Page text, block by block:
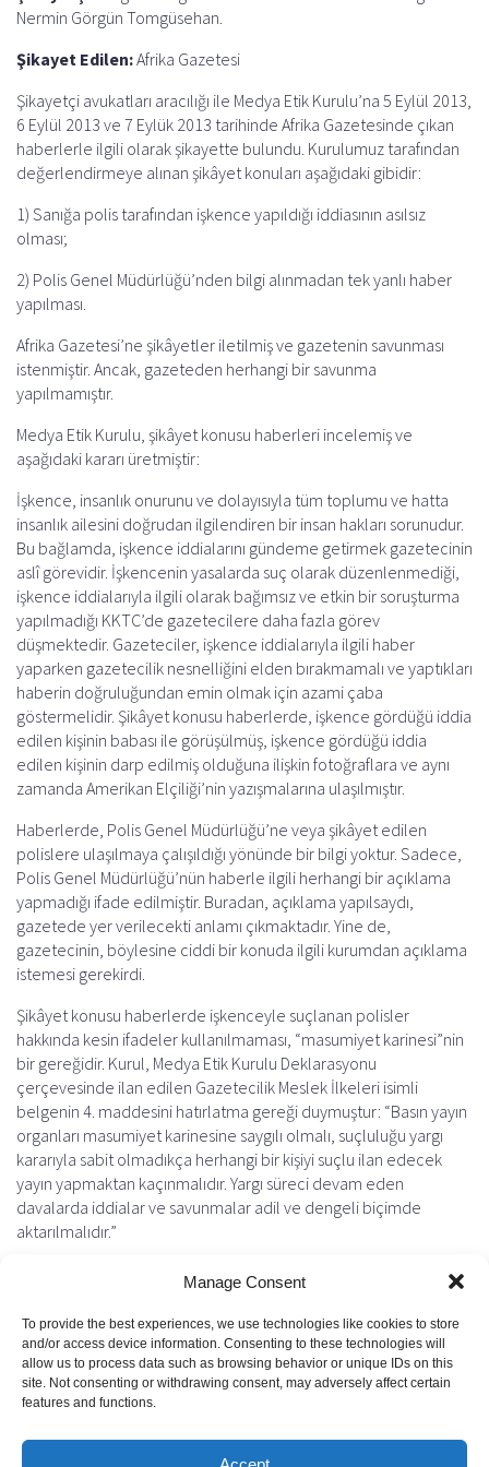
Manage Consent
To provide the best experiences, we use technologies like cookies to store
and/or access device information. Consenting to these technologies will
allow us to process data such as browsing behavior or unique IDs on this
site. Not consenting or withdrawing consent, may adversely affect certain
features and functions.
o
k
A
p
r
m
d
Nermin Görgün Tomgüsehan.
Şikayet Edilen:Afrika Gazetesi
Şikayetçi avukatları aracılığı ile Medya Etik Kurulu’na 5 Eylül 2013,
6 Eylül 2013 ve 7 Eylük 2013 tarihinde Afrika Gazetesinde çıkan
haberlerle ilgili olarak şikayette bulundu. Kurulumuz tarafından
değerlendirmeye alınan şikâyet konuları aşağıdaki gibidir:
1) Sanığa polis tarafından işkence yapıldığı iddiasının asılsız
olması;
2) Polis Genel Müdürlüğü’nden bilgi alınmadan tek yanlı haber
yapılması.
Afrika Gazetesi’ne şikâyetler iletilmiş ve gazetenin savunması
istenmiştir. Ancak, gazeteden herhangi bir savunma
yapılmamıştır.
Medya Etik Kurulu, şikâyet konusu haberleri incelemiş ve
aşağıdaki kararı üretmiştir:
İşkence, insanlık onurunu ve dolayısıyla tüm toplumu ve hatta
insanlık ailesini doğrudan ilgilendiren bir insan hakları sorunudur.
Bu bağlamda, işkence iddialarını gündeme getirmek gazetecinin
aslî görevidir. İşkencenin yasalarda suç olarak düzenlenmediği,
işkence iddialarıyla ilgili olarak bağımsız ve etkin bir soruşturma
yapılmadığı KKTC’de gazetecilere daha fazla görev
düşmektedir. Gazeteciler, işkence iddialarıyla ilgili haber
yaparken gazetecilik nesnelliğini elden bırakmamalı ve yaptıkları
haberin doğruluğundan emin olmak için azami çaba
göstermelidir. Şikâyet konusu haberlerde, işkence gördüğü iddia
edilen kişinin babası ile görüşülmüş, işkence gördüğü iddia
edilen kişinin darp edilmiş olduğuna ilişkin fotoğraflara ve aynı
zamanda Amerikan Elçiliği’nin yazışmalarına ulaşılmıştır.
Haberlerde, Polis Genel Müdürlüğü’ne veya şikâyet edilen
polislere ulaşılmaya çalışıldığı yönünde bir bilgi yoktur. Sadece,
Polis Genel Müdürlüğü’nün haberle ilgili herhangi bir açıklama
yapmadığı ifade edilmiştir. Buradan, açıklama yapılsaydı,
gazetede yer verilecekti anlamı çıkmaktadır. Yine de,
gazetecinin, böylesine ciddi bir konuda ilgili kurumdan açıklama
istemesi gerekirdi.
Şikâyet konusu haberlerde işkenceyle suçlanan polisler
hakkında kesin ifadeler kullanılmaması, “masumiyet karinesi”nin
bir gereğidir. Kurul, Medya Etik Kurulu Deklarasyonu
çerçevesinde ilan edilen Gazetecilik Meslek İlkeleri isimli
belgenin 4. maddesini hatırlatma gereği duymuştur: “Basın yayın
organları masumiyet karinesine saygılı olmalı, suçluluğu yargı
kararıyla sabit olmadıkça herhangi bir kişiyi suçlu ilan edecek
yayın yapmaktan kaçınmalıdır. Yargı süreci devam eden
davalarda iddialar ve savunmalar adil ve dengeli biçimde
aktarılmalıdır.”
Söz konusu olayla ilgili işkence iddiaları 2011 yılında da
gündeme gelmiş ve medyaya yansımıştır. Ancak o günden beri
bağımsız bir kurum tarafından etkin bir soruşturma yürütülmediği
anlaşılmaktadır. Bu türden yayınların, işkence iddialarının
bağımsız kurullar tarafından ciddiyetle ele alınmasını
sağlayacağını umuyoruz.